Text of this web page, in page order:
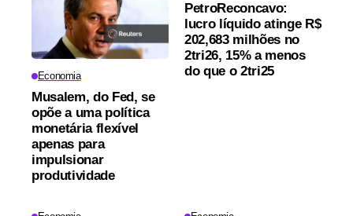
Economia
Musalem, do Fed, se
opõe a uma política
monetária flexível
apenas para
impulsionar
produtividade
PetroReconcavo:
lucro líquido atinge R$
202,683 milhões no
2tri26, 15% a menos
do que o 2tri25